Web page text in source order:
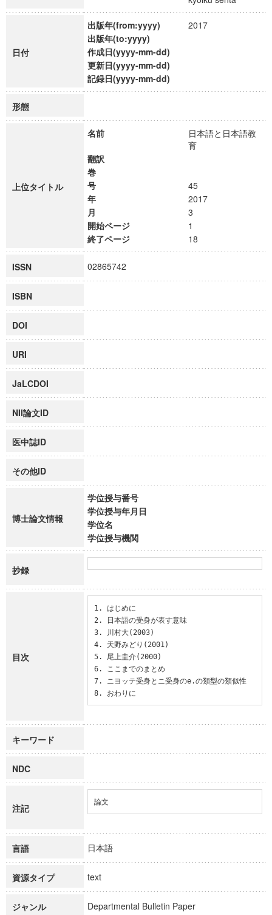
日付
出版年(from:yyyy)
2017
出版年(to:yyyy)
作成日(yyyy-mm-dd)
更新日(yyyy-mm-dd)
記録日(yyyy-mm-dd)
形態
上位タイトル
名前
日本語と日本語教
育
翻訳
巻
号
45
年
2017
月
3
開始ページ
1
終了ページ
18
ISSN 02865742
ISBN
DOI
URI
JaLCDOI
NII論文ID
医中誌ID
その他ID
博士論文情報
学位授与番号
学位授与年月日
学位名
学位授与機関
抄録
目次
1. はじめに
2. 日本語の受身が表す意味
3. 川村大(2003)
4. 天野みどり(2001)
5. 尾上圭介(2000)
6. ここまでのまとめ
7. ニヨッテ受身とニ受身のe.の類型の類似性
8. おわりに
キーワード
NDC
注記
論文
言語 日本語
資源タイプ text
ジャンル Departmental Bulletin Paper